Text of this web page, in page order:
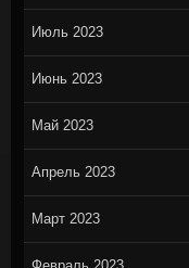
Июль 2023
Июнь 2023
Май 2023
Апрель 2023
Март 2023